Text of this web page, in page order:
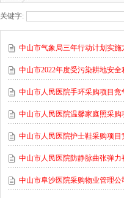
关键字:
中山市气象局三年行动计划实
中山市2022年度受污染耕地安
中山市人民医院手环采购项目竞
中山市人民医院温馨家庭照采
中山市人民医院护士鞋采购项目
中山市人民医院防静脉曲张弹
中山市阜沙医院采购物业管理